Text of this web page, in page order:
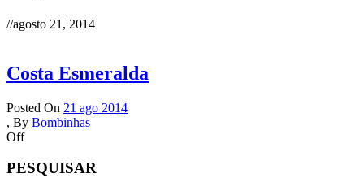
//agosto 21, 2014
Costa Esmeralda
Posted On 21 ago 2014
, By Bombinhas
Off
PESQUISAR